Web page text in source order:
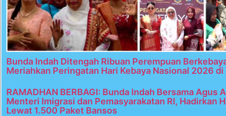
Bunda Indah Ditengah Ribuan Perempuan
Meriahkan Peringatan Hari Kebaya Nasional 2026 di
RAMADHAN BERBAGI: Bunda Indah Bersama Agus
Menteri Imigrasi dan Pemasyarakatan RI, Hadirkan
Lewat 1.500 Paket Bansos